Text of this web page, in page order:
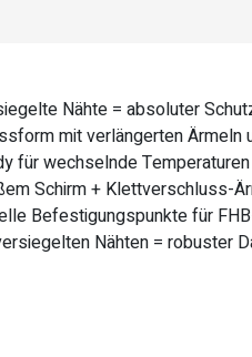
Nähte = absoluter
mit verlängerten Ärmeln
für wechselnde
Schirm + Klettverschluss-
Befestigungspunkte für
Nähten = robuster